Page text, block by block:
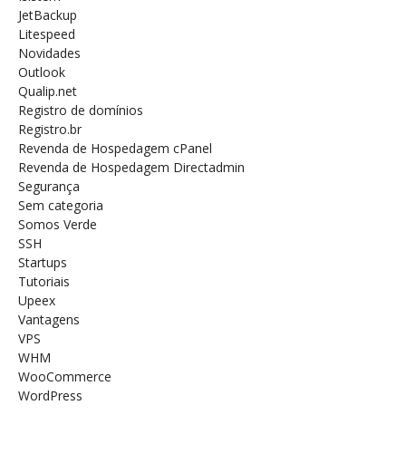
JetBackup
Litespeed
Novidades
Outlook
Qualip.net
Registro de domínios
Registro.br
Revenda de Hospedagem cPanel
Revenda de Hospedagem Directadmin
Segurança
Sem categoria
Somos Verde
SSH
Startups
Tutoriais
Upeex
Vantagens
VPS
WHM
WooCommerce
WordPress